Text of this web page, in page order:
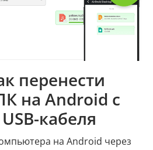
перенести
на Android с
кабеля
на Android через